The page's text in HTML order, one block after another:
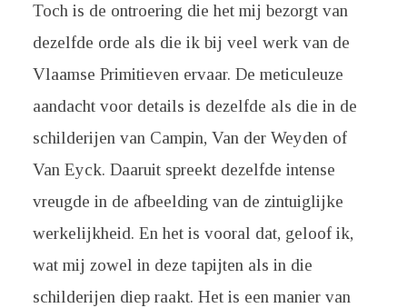
Toch is de ontroering die het mij bezorgt van
dezelfde orde als die ik bij veel werk van de
Vlaamse Primitieven ervaar. De meticuleuze
aandacht voor details is dezelfde als die in de
schilderijen van Campin, Van der Weyden of
Van Eyck. Daaruit spreekt dezelfde intense
vreugde in de afbeelding van de zintuiglijke
werkelijkheid. En het is vooral dat, geloof ik,
wat mij zowel in deze tapijten als in die
schilderijen diep raakt. Het is een manier van